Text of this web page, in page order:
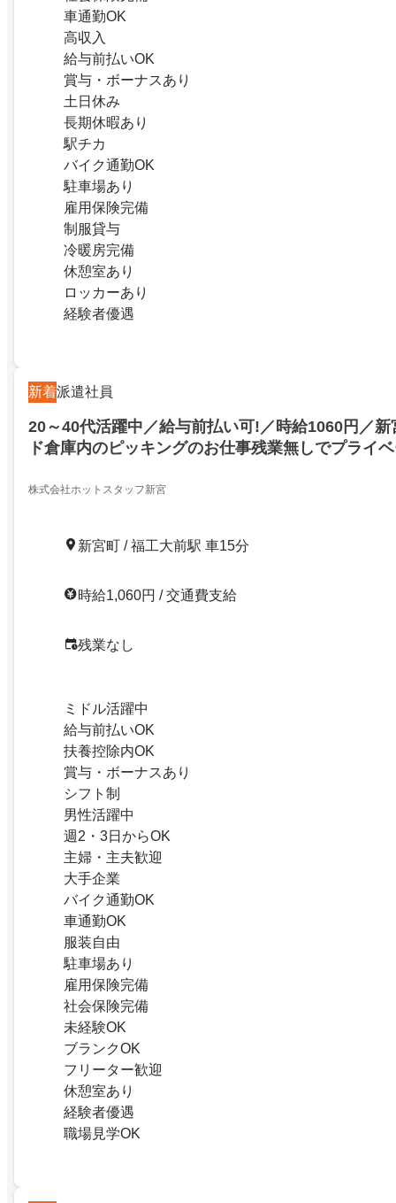
車通勤OK
高収入
給与前払いOK
賞与・ボーナスあり
土日休み
長期休暇あり
駅チカ
バイク通勤OK
駐車場あり
雇用保険完備
制服貸与
冷暖房完備
休憩室あり
ロッカーあり
経験者優遇
新着派遣社員
20～40代活躍中／給与前払い可!／時給1060円／新
ド倉庫内のピッキングのお仕事残業無しでプライ
株式会社ホットスタッフ新宮
新宮町 / 福工大前駅 車15分
時給1,060円 / 交通費支給
残業なし
ミドル活躍中
給与前払いOK
扶養控除内OK
賞与・ボーナスあり
シフト制
男性活躍中
週2・3日からOK
主婦・主夫歓迎
大手企業
バイク通勤OK
車通勤OK
服装自由
駐車場あり
雇用保険完備
社会保険完備
未経験OK
ブランクOK
フリーター歓迎
休憩室あり
経験者優遇
職場見学OK